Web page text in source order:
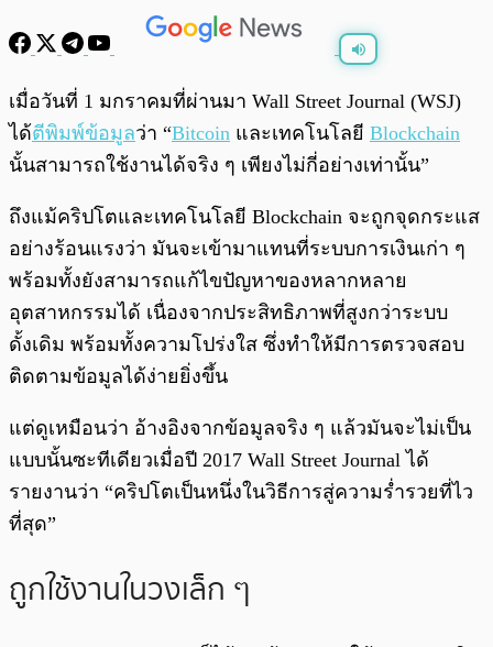
พร้อมเล่น
เมื่อวันที่ 1 มกราคมที่ผ่านมา Wall Street Journal (WSJ)
ได้ตีพิมพ์ข้อมูลว่า “Bitcoin และเทคโนโลยี Blockchain
นั้นสามารถใช้งานได้จริง ๆ เพียงไม่กี่อย่างเท่านั้น”
ถึงแม้คริปโตและเทคโนโลยี Blockchain จะถูกจุดกระแส
อย่างร้อนแรงว่า มันจะเข้ามาแทนที่ระบบการเงินเก่า ๆ
พร้อมทั้งยังสามารถแก้ไขปัญหาของหลากหลาย
อุตสาหกรรมได้ เนื่องจากประสิทธิภาพที่สูงกว่าระบบ
ดั้งเดิม พร้อมทั้งความโปร่งใส ซึ่งทำให้มีการตรวจสอบ
ติดตามข้อมูลได้ง่ายยิ่งขึ้น
แต่ดูเหมือนว่า อ้างอิงจากข้อมูลจริง ๆ แล้วมันจะไม่เป็น
แบบนั้นซะทีเดียวเมื่อปี 2017 Wall Street Journal ได้
รายงานว่า “คริปโตเป็นหนึ่งในวิธีการสู่ความร่ำรวยที่ไว
ที่สุด”
ถูกใช้งานในวงเล็ก ๆ